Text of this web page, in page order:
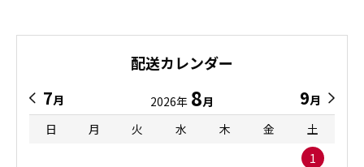
配送カレンダー
7月 2026年 8月 9月
日
月 火 水 木 金
土
1